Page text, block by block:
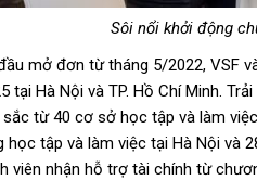
Sôi nổi khởi động
mở đơn từ tháng 5/2022, VSF
tại Hà Nội và TP. Hồ Chí Minh.
từ 40 cơ sở học tập và làm
học tập và làm việc tại Hà Nội và
viên nhận hỗ trợ tài chính từ